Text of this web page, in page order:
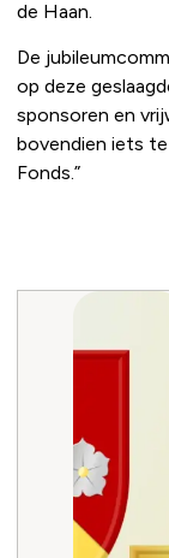
de Haan.
De
op deze
sponsoren en
bovendien iets
Fonds.”